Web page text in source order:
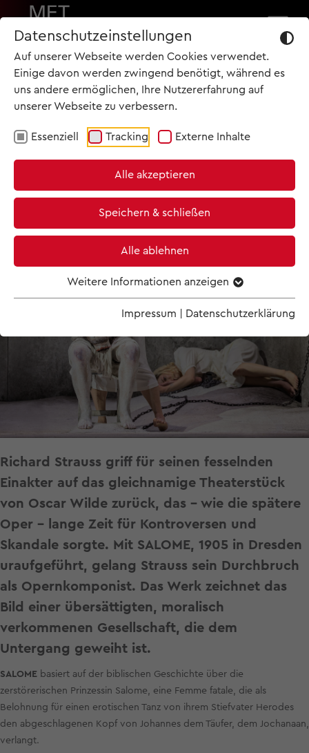
Datenschutzeinstellungen
Auf unserer Webseite werden Cookies verwendet.
Einige davon werden zwingend benötigt, während es
uns andere ermöglichen, Ihre Nutzererfahrung auf
unserer Webseite zu verbessern.
Essenziell Tracking Externe Inhalte
Alle akzeptieren
Speichern & schließen
Alle ablehnen
Weitere Informationen anzeigen
Impressum Datenschutzerklärung
TOP NEWS
09.05.2025
Clasart Classic bringt Richard
Strauss‘ Skandaloper SALOME
am 17. Mai live aus der Met ins
Richard Strauss griff für seinen fesselnden
Einakter auf das gleichnamige Theaterstück
von Oscar Wilde zurück, das – wie die spätere
Oper – lange Zeit für Kontroversen und
Skandale sorgte. Mit SALOME, 1905 in Dresden
uraufgeführt, gelang Strauss sein Durchbruch
als Opernkomponist. Das Werk zeichnet das
Bild einer übersättigten, moralisch
verkommenen Gesellschaft, die dem
Untergang geweiht ist.
SALOME basiert auf der biblischen Geschichte über die
zerstörerischen Prinzessin Salome, eine Femme fatale, die als
Belohnung für einen erotischen Tanz von ihrem Stiefvater Herodes
den abgeschlagenen Kopf von Johannes dem Täufer, dem Jochanaan,
verlangt.
START
ARCHIV
KINO & TICKETS